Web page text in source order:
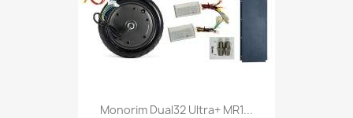
Monorim Dual32 Ultra+ MR1...